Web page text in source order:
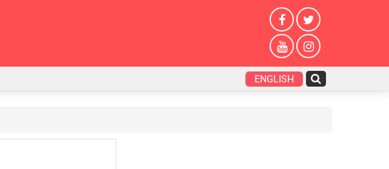
ENGLISH